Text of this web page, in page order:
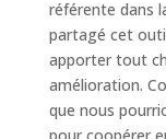
référente dans
partagé cet
apporter tout
amélioration.
que nous
pour coopérer